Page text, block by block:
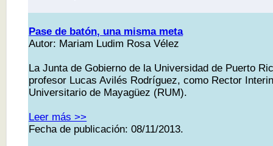
Pase de batón, una misma meta
Autor: Mariam Ludim Rosa Vélez
La Junta de Gobierno de la Universidad de Puerto
profesor Lucas Avilés Rodríguez, como Rector
Universitario de Mayagüez (RUM).
Leer más >>
Fecha de publicación: 08/11/2013.